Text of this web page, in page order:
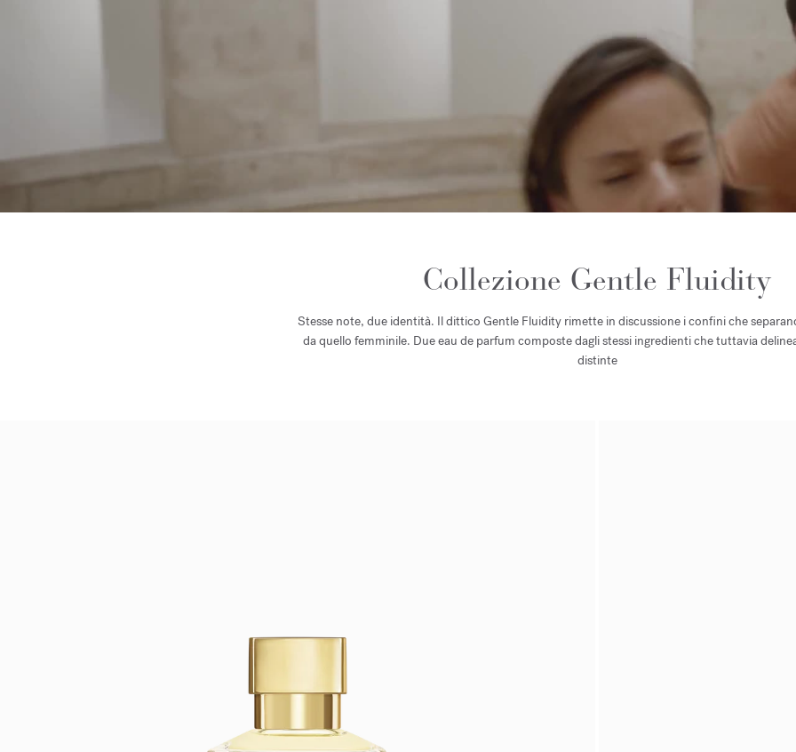
Collezione Gentle Fluidity
Stesse note, due identità. Il dittico Gentle Fluidity rimette in discussione i confini che
da quello femminile. Due eau de parfum composte dagli stessi ingredienti che tuttavia
distinte